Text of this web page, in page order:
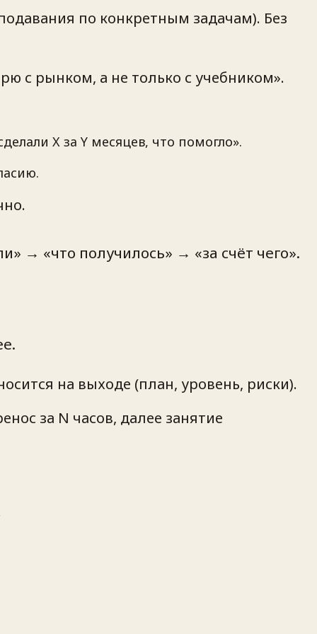
по конкретным задачам). Без
с рынком, а не только с учебником».
X за Y месяцев, что помогло».
→ «что получилось» → «за счёт чего».
на выходе (план, уровень, риски).
за N часов, далее занятие